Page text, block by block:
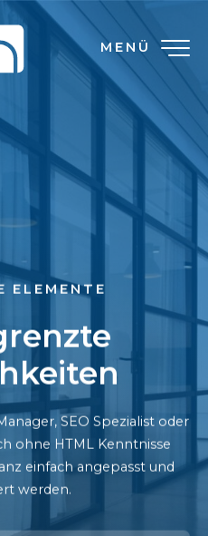
MENÜ
ELEMENTE
SEO Spezialist oder
ohne HTML Kenntnisse
einfach angepasst und
werden.